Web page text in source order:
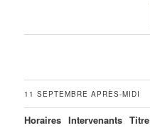
11 SEPTEMBRE APRÈS-MIDI
Horaires Intervenants Titre